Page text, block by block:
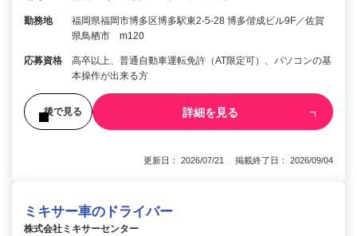
勤務地
福岡県福岡市博多区博多駅東2-5-28 博多偕成ビル9F／佐賀
県鳥栖市 m120
応募資格
高卒以上、普通自動車運転免許（AT限定可）、パソコンの基
本操作が出来る方
後で見る 詳細を見る
更新日： 2026/07/21 掲載終了日： 2026/09/04
ミキサー車のドライバー
株式会社ミキサーセンター